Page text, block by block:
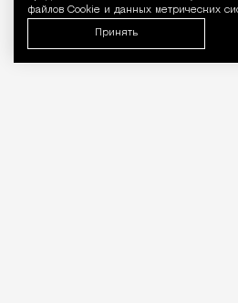
файлов Cookie и данных метрических
Принять